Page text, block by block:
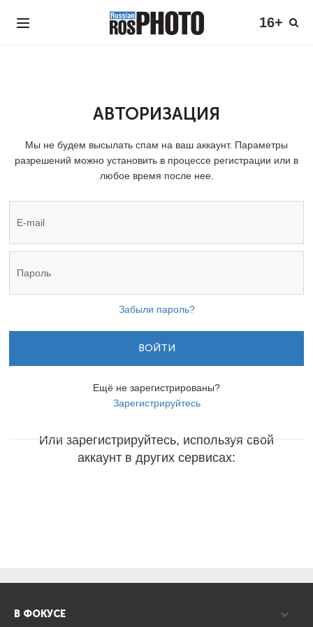
16+
АВТОРИЗАЦИЯ
Мы не будем высылать спам на ваш аккаунт. Параметры
разрешений можно установить в процессе регистрации или в
любое время после нее.
Забыли пароль?
ВОЙТИ
Ещё не зарегистрированы?
Зарегистрируйтесь
Или зарегистрируйтесь, используя свой
аккаунт в других сервисах:
В ФОКУСЕ